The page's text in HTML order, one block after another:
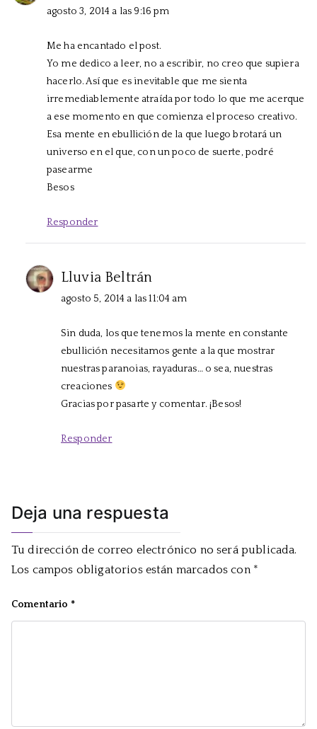
agosto 3, 2014 a las 9:16 pm
Me ha encantado el post.
Yo me dedico a leer, no a escribir, no creo que supiera
hacerlo. Así que es inevitable que me sienta
irremediablemente atraída por todo lo que me acerque
a ese momento en que comienza el proceso creativo.
Esa mente en ebullición de la que luego brotará un
universo en el que, con un poco de suerte, podré
pasearme
Besos
Responder
Lluvia Beltrán
agosto 5, 2014 a las 11:04 am
Sin duda, los que tenemos la mente en constante
ebullición necesitamos gente a la que mostrar
nuestras paranoias, rayaduras… o sea, nuestras
creaciones
Gracias por pasarte y comentar. ¡Besos!
Responder
Deja una respuesta
Tu dirección de correo electrónico no será publicada.
Los campos obligatorios están marcados con *
Comentario *